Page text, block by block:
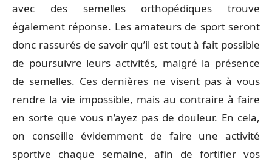
avec des semelles orthopédiques trouve
également réponse. Les amateurs de sport seront
donc rassurés de savoir qu’il est tout à fait possible
de poursuivre leurs activités, malgré la présence
de semelles. Ces dernières ne visent pas à vous
rendre la vie impossible, mais au contraire à faire
en sorte que vous n’ayez pas de douleur. En cela,
on conseille évidemment de faire une activité
sportive chaque semaine, afin de fortifier vos